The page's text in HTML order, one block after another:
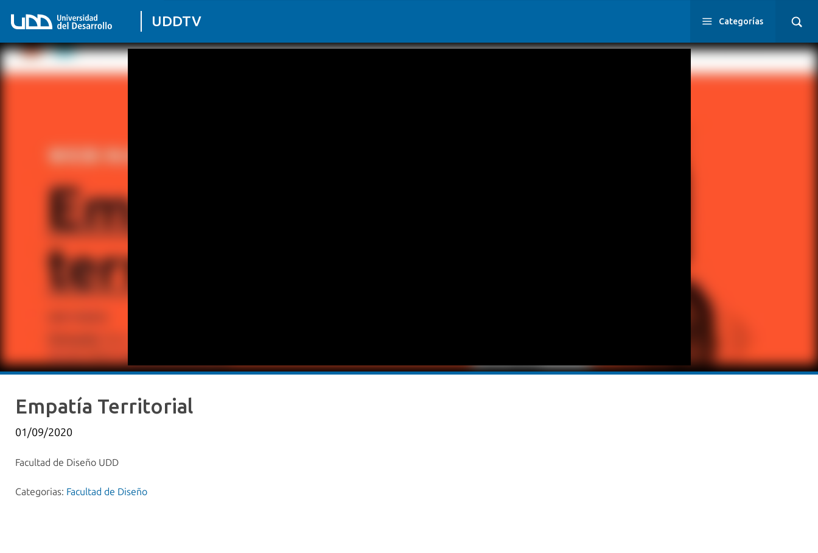
UDDTV Categorías
Empatía Territorial
01/09/2020
Facultad de Diseño UDD
Categorias: Facultad de Diseño